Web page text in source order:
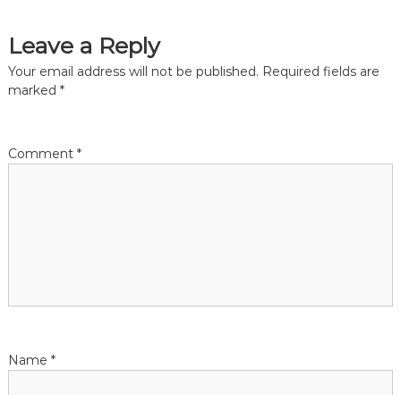
n
a
i
o
Leave a Reply
Your email address will not be published. Required fields are
marked *
Comment *
Name *